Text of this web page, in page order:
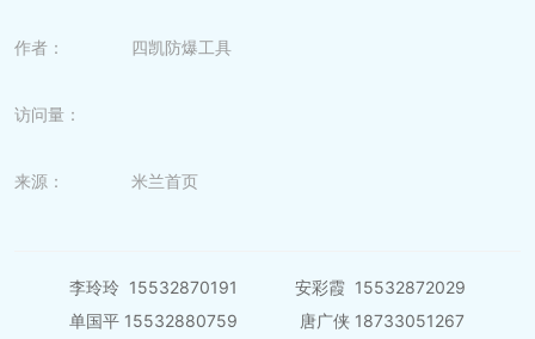
作者： 四凯防爆工具
访问量：
来源： 米兰首页
李玲玲 15532870191 安彩霞 15532872029
单国平 15532880759 唐广侠 18733051267